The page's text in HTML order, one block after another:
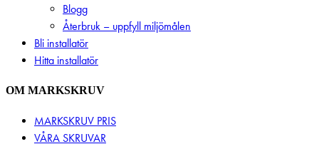
Blogg
Återbruk – uppfyll miljömålen
Bli installatör
Hitta installatör
OM MARKSKRUV
MARKSKRUV PRIS
VÅRA SKRUVAR